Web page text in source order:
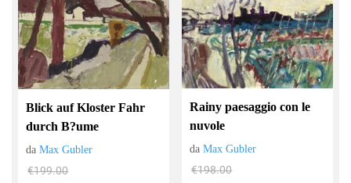
Blick auf Kloster Fahr
durch B?ume
daMax Gubler
€199.00
Rainy paesaggio con le
nuvole
daMax Gubler
€198.00